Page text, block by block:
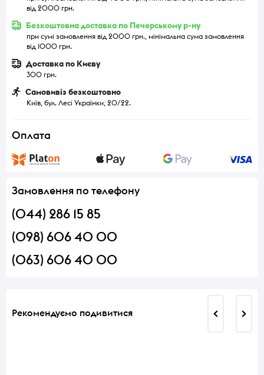
від 2000 грн.
Безкоштовна доставка по Печерському р-ну
при сумі замовлення від 2000 грн., мінімальна сума замовлення
від 1000 грн.
Доставка по Києву
300 грн.
Самовивіз безкоштовно
Київ, бул. Лесі Українки, 20/22.
Оплата
Замовлення по телефону
(044) 286 15 85
(098) 606 40 00
(063) 606 40 00
Рекомендуємо подивитися